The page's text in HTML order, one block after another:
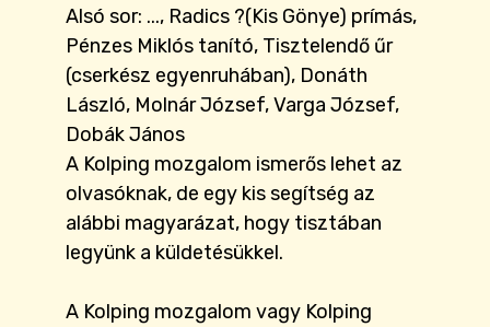
Alsó sor: ..., Radics ?(Kis Gönye) prímás,
Pénzes Miklós tanító, Tisztelendő űr
(cserkész egyenruhában), Donáth
László, Molnár József, Varga József,
Dobák János
A Kolping mozgalom ismerős lehet az
olvasóknak, de egy kis segítség az
alábbi magyarázat, hogy tisztában
legyünk a küldetésükkel.
A Kolping mozgalom vagy Kolping